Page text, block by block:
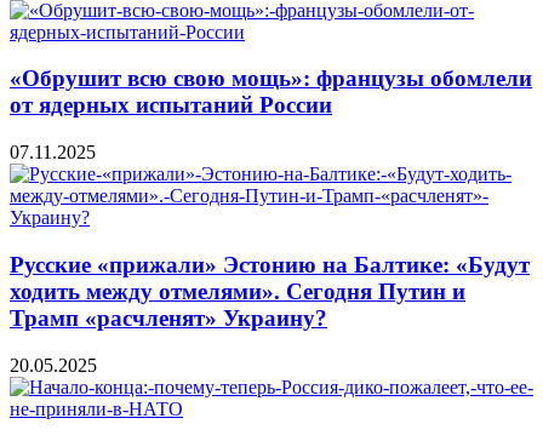
«Обрушит всю свою мощь»: французы обомлели
от ядерных испытаний России
07.11.2025
Русские «прижали» Эстонию на Балтике: «Будут
ходить между отмелями». Сегодня Путин и
Трамп «расчленят» Украину?
20.05.2025